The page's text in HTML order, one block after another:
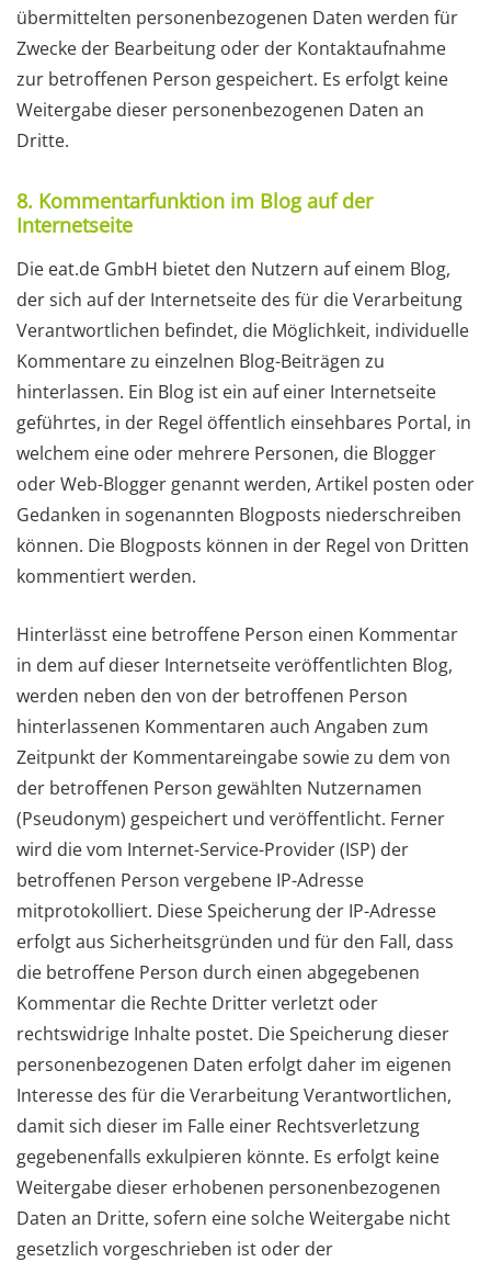
übermittelten personenbezogenen Daten werden für
Zwecke der Bearbeitung oder der Kontaktaufnahme
zur betroffenen Person gespeichert. Es erfolgt keine
Weitergabe dieser personenbezogenen Daten an
Dritte.
8. Kommentarfunktion im Blog auf der
Internetseite
Die eat.de GmbH bietet den Nutzern auf einem Blog,
der sich auf der Internetseite des für die Verarbeitung
Verantwortlichen befindet, die Möglichkeit, individuelle
Kommentare zu einzelnen Blog-Beiträgen zu
hinterlassen. Ein Blog ist ein auf einer Internetseite
geführtes, in der Regel öffentlich einsehbares Portal, in
welchem eine oder mehrere Personen, die Blogger
oder Web-Blogger genannt werden, Artikel posten oder
Gedanken in sogenannten Blogposts niederschreiben
können. Die Blogposts können in der Regel von Dritten
kommentiert werden.
Hinterlässt eine betroffene Person einen Kommentar
in dem auf dieser Internetseite veröffentlichten Blog,
werden neben den von der betroffenen Person
hinterlassenen Kommentaren auch Angaben zum
Zeitpunkt der Kommentareingabe sowie zu dem von
der betroffenen Person gewählten Nutzernamen
(Pseudonym) gespeichert und veröffentlicht. Ferner
wird die vom Internet-Service-Provider (ISP) der
betroffenen Person vergebene IP-Adresse
mitprotokolliert. Diese Speicherung der IP-Adresse
erfolgt aus Sicherheitsgründen und für den Fall, dass
die betroffene Person durch einen abgegebenen
Kommentar die Rechte Dritter verletzt oder
rechtswidrige Inhalte postet. Die Speicherung dieser
personenbezogenen Daten erfolgt daher im eigenen
Interesse des für die Verarbeitung Verantwortlichen,
damit sich dieser im Falle einer Rechtsverletzung
gegebenenfalls exkulpieren könnte. Es erfolgt keine
Weitergabe dieser erhobenen personenbezogenen
Daten an Dritte, sofern eine solche Weitergabe nicht
gesetzlich vorgeschrieben ist oder der